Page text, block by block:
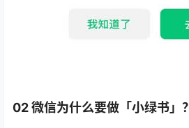
02 微信为什么要做「小绿书」？